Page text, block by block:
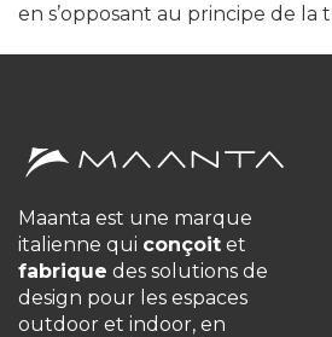
en s’opposant au principe de la
Maanta est une marque
italienne qui conçoit et
fabrique des solutions de
design pour les espaces
outdoor et indoor, en